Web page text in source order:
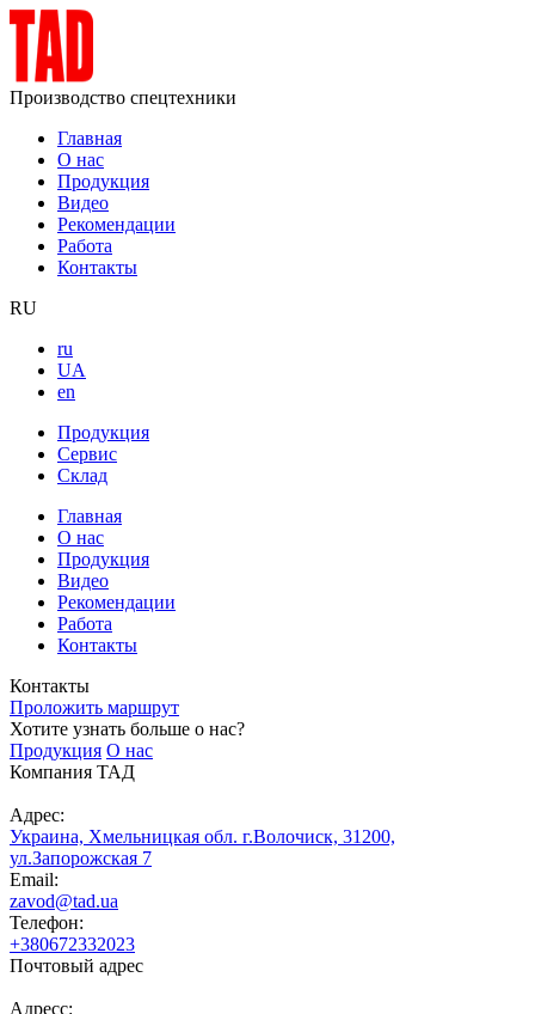
Производство спецтехники
Главная
О нас
Продукция
Видео
Рекомендации
Работа
Контакты
RU
ru
UA
en
Продукция
Сервис
Склад
Главная
О нас
Продукция
Видео
Рекомендации
Работа
Контакты
Контакты
Проложить маршрут
Хотите узнать больше о нас?
Продукция О нас
Компания ТАД
Адрес:
Украина, Хмельницкая обл. г.Волочиск, 31200,
ул.Запорожская 7
Email:
zavod@tad.ua
Телефон:
+380672332023
Почтовый адрес
Адресс: